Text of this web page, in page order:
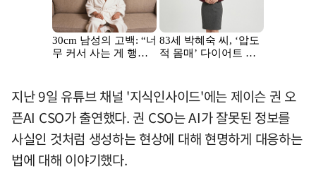
지난 9일 유튜브 채널 '지식인사이드'에는 제이슨 권 오
픈AI CSO가 출연했다. 권 CSO는 AI가 잘못된 정보를
사실인 것처럼 생성하는 현상에 대해 현명하게 대응하는
법에 대해 이야기했다.